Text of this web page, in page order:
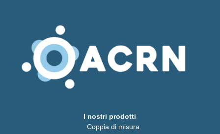
I nostri prodotti
Coppia di misura